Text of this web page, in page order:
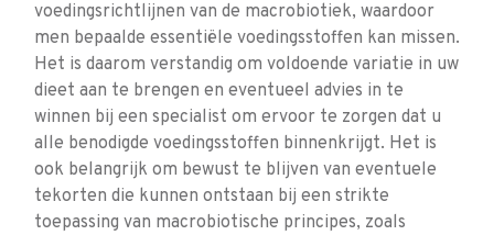
voedingsrichtlijnen van de macrobiotiek, waardoor
men bepaalde essentiële voedingsstoffen kan missen.
Het is daarom verstandig om voldoende variatie in uw
dieet aan te brengen en eventueel advies in te
winnen bij een specialist om ervoor te zorgen dat u
alle benodigde voedingsstoffen binnenkrijgt. Het is
ook belangrijk om bewust te blijven van eventuele
tekorten die kunnen ontstaan bij een strikte
toepassing van macrobiotische principes, zoals